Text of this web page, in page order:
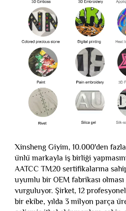
Xinsheng Giyim, 10.000'den
ünlü markayla iş birliği
AATCC TM20 sertifikalarına
uyumlu bir OEM fabrikası
vurguluyor. Şirket, 12
bir ekibe, yılda 3 milyon parça